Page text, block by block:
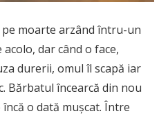
moarte arzând întru-un
acolo, dar când o face,
durerii, omul îl scapă iar
Bărbatul încearcă din nou
o dată muşcat. Între